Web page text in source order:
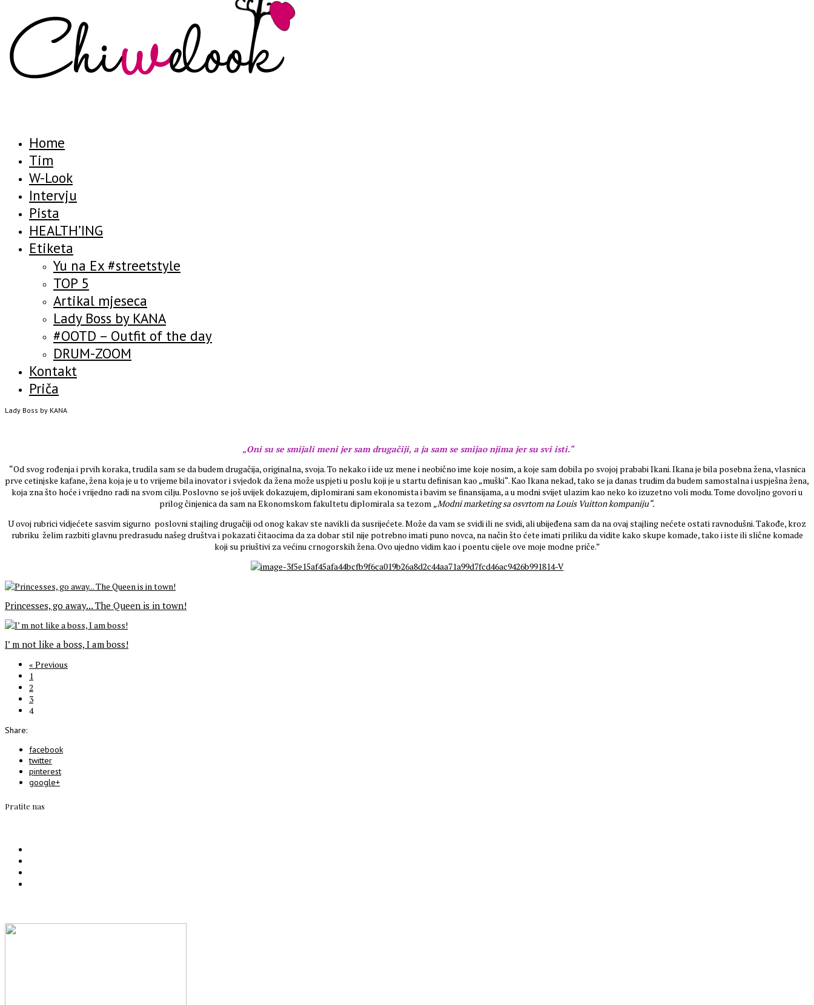
Home
Tim
W-Look
Intervju
Pista
HEALTH’ING
Etiketa
Yu na Ex #streetstyle
TOP 5
Artikal mjeseca
Lady Boss by KANA
#OOTD – Outfit of the day
DRUM-ZOOM
Kontakt
Priča
Lady Boss by KANA
„Oni su se smijali meni jer sam drugačiji, a ja sam se smijao njima jer su svi isti.“
“Od svog rođenja i prvih koraka, trudila sam se da budem drugačija, originalna, svoja. To nekako i ide uz mene i neobično ime koje nosim, a koje sam dobila po svojoj prababi Ikani. Ikana je bila posebna žena, vlasnica
prve cetinjske kafane, žena koja je u to vrijeme bila inovator i svjedok da žena može uspjeti u poslu koji je u startu definisan kao „muški“. Kao Ikana nekad, tako se ja danas trudim da budem samostalna i uspješna žena,
koja zna što hoće i vrijedno radi na svom cilju. Poslovno se još uvijek dokazujem, diplomirani sam ekonomista i bavim se finansijama, a u modni svijet ulazim kao neko ko izuzetno voli modu. Tome dovoljno govori u
prilog činjenica da sam na Ekonomskom fakultetu diplomirala sa tezom „Modni marketing sa osvrtom na Louis Vuitton kompaniju“.
U ovoj rubrici vidjećete sasvim sigurno poslovni stajling drugačiji od onog kakav ste navikli da susrijećete. Može da vam se svidi ili ne svidi, ali ubijeđena sam da na ovaj stajling nećete ostati ravnodušni. Takođe, kroz
rubriku želim razbiti glavnu predrasudu našeg društva i pokazati čitaocima da za dobar stil nije potrebno imati puno novca, na način što ćete imati priliku da vidite kako skupe komade, tako i iste ili slične komade
koji su priuštivi za većinu crnogorskih žena. Ovo ujedno vidim kao i poentu cijele ove moje modne priče.”
Princesses, go away... The Queen is in town!
I’ m not like a boss, I am boss!
« Previous
1
2
3
4
Share:
facebook
twitter
pinterest
google+
Pratite nas